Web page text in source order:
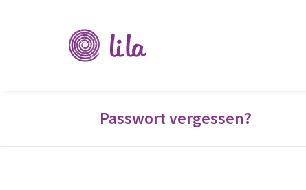
Verein
Li-
Passwort vergessen?